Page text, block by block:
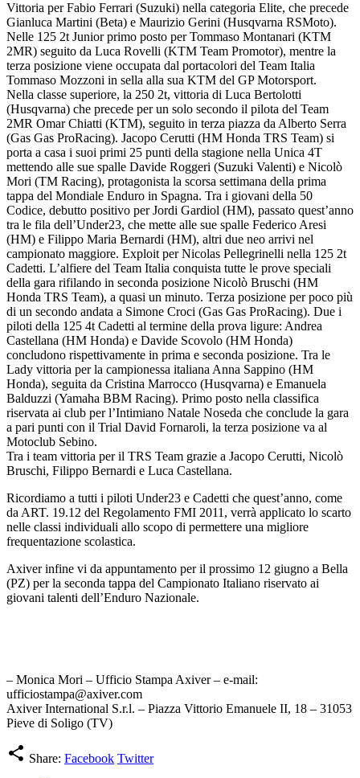
Vittoria per Fabio Ferrari (Suzuki) nella categoria Elite, che precede
Gianluca Martini (Beta) e Maurizio Gerini (Husqvarna RSMoto).
Nelle 125 2t Junior primo posto per Tommaso Montanari (KTM
2MR) seguito da Luca Rovelli (KTM Team Promotor), mentre la
terza posizione viene occupata dal portacolori del Team Italia
Tommaso Mozzoni in sella alla sua KTM del GP Motorsport.
Nella classe superiore, la 250 2t, vittoria di Luca Bertolotti
(Husqvarna) che precede per un solo secondo il pilota del Team
2MR Omar Chiatti (KTM), seguito in terza piazza da Alberto Serra
(Gas Gas ProRacing). Jacopo Cerutti (HM Honda TRS Team) si
porta a casa i suoi primi 25 punti della stagione nella Unica 4T
mettendo alle sue spalle Davide Roggeri (Suzuki Valenti) e Nicolò
Mori (TM Racing), protagonista la scorsa settimana della prima
tappa del Mondiale Enduro in Spagna. Tra i giovani della 50
Codice, debutto positivo per Jordi Gardiol (HM), passato quest’anno
tra le fila dell’Under23, che mette alle sue spalle Federico Aresi
(HM) e Filippo Maria Bernardi (HM), altri due neo arrivi nel
campionato maggiore. Exploit per Nicolas Pellegrinelli nella 125 2t
Cadetti. L’alfiere del Team Italia conquista tutte le prove speciali
della gara rifilando in seconda posizione Nicolò Bruschi (HM
Honda TRS Team), a quasi un minuto. Terza posizione per poco più
di un secondo andata a Simone Croci (Gas Gas ProRacing). Due i
piloti della 125 4t Cadetti al termine della prova ligure: Andrea
Castellana (HM Honda) e Davide Scovolo (HM Honda)
concludono rispettivamente in prima e seconda posizione. Tra le
Lady vittoria per la campionessa italiana Anna Sappino (HM
Honda), seguita da Cristina Marrocco (Husqvarna) e Emanuela
Balduzzi (Yamaha BBM Racing). Primo posto nella classifica
riservata ai club per l’Intimiano Natale Noseda che conclude la gara
a pari punti con il Trial David Fornaroli, la terza posizione va al
Motoclub Sebino.
Tra i team vittoria per il TRS Team grazie a Jacopo Cerutti, Nicolò
Bruschi, Filippo Bernardi e Luca Castellana.
Ricordiamo a tutti i piloti Under23 e Cadetti che quest’anno, come
da ART. 19.12 del Regolamento FMI 2011, verrà applicato lo scarto
nelle classi individuali allo scopo di permettere una migliore
frequentazione scolastica.
Axiver infine vi da appuntamento per il prossimo 12 giugno a Bella
(PZ) per la seconda tappa del Campionato Italiano riservato ai
giovani talenti dell’Enduro Nazionale.
– Monica Mori – Ufficio Stampa Axiver – e-mail:
ufficiostampa@axiver.com
Axiver International S.r.l. – Piazza Vittorio Emanuele II, 18 – 31053
Pieve di Soligo (TV)
share Share: Facebook Twitter